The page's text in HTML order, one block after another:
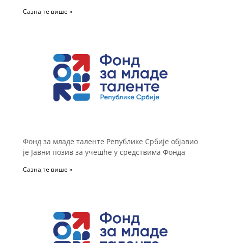
Сазнајте више »
Фонд за младе таленте Републике Србије објавио
је Јавни позив за учешће у средствима Фонда
Сазнајте више »